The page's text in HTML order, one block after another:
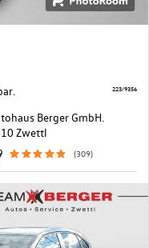
Berger GmbH.
Zwettl
(309)
223/9356